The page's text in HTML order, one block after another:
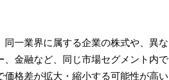
一業界に属する企業の株式や、異な
金融など、同じ市場セグメント内で
格差が拡大・縮小する可能性が高い